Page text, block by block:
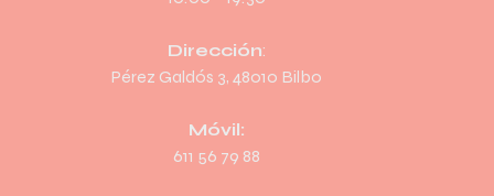
Dirección:
Pérez Galdós 3, 48010 Bilbo
Móvil:
611 56 79 88